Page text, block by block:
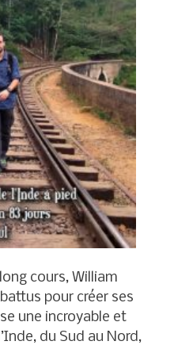
cours, William
pour créer ses
une incroyable et
du Sud au Nord,